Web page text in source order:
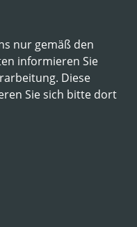
nur gemäß den
informieren Sie
Diese
Sie sich bitte dort